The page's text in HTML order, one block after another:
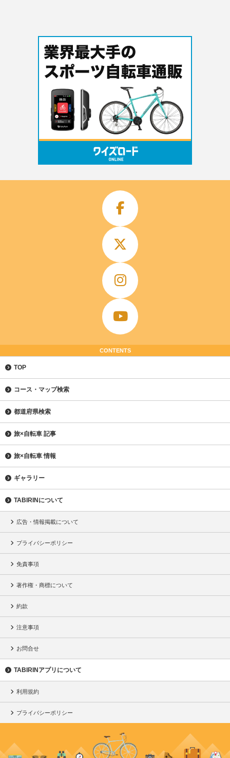
CONTENTS
TOP
コース・マップ検索
都道府県検索
旅×自転車 記事
旅×自転車 情報
ギャラリー
TABIRINについて
広告・情報掲載について
プライバシーポリシー
免責事項
著作権・商標について
約款
注意事項
お問合せ
TABIRINアプリについて
利用規約
プライバシーポリシー